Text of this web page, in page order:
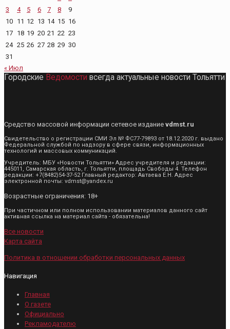
3
4 5 6 7 8
9
10 11 12 13 14 15 16
17 18 19 20 21 22 23
24 25 26 27 28 29 30
31
« Июл
Городские Ведомости всегда актуальные новости Тольятти
Средство массовой информации сетевое издание vdmst.ru
Свидетельство о регистрации СМИ Эл № ФС77-79893 от 18.12.2020 г. выдано
Федеральной службой по надзору в сфере связи, информационных
технологий и массовых коммуникаций.
Учредитель: МБУ «Новости Тольятти» Адрес учредителя и редакции:
445011, Самарская область, г. Тольятти, площадь Свободы 4. Телефон
редакции: +7(8482)54-37-52 Главный редактор: Автаева Е.Н. Адрес
электронной почты: vdmst@yandex.ru
Возрастные ограничения: 18+
При частичном или полном использовании материалов данного сайт
активная ссылка на материал сайта - обязательна!
Все новости
Карта сайта
Политика в отношении обработки персональных данных
Навигация
Главная
О газете
Официально
Рекламодателю